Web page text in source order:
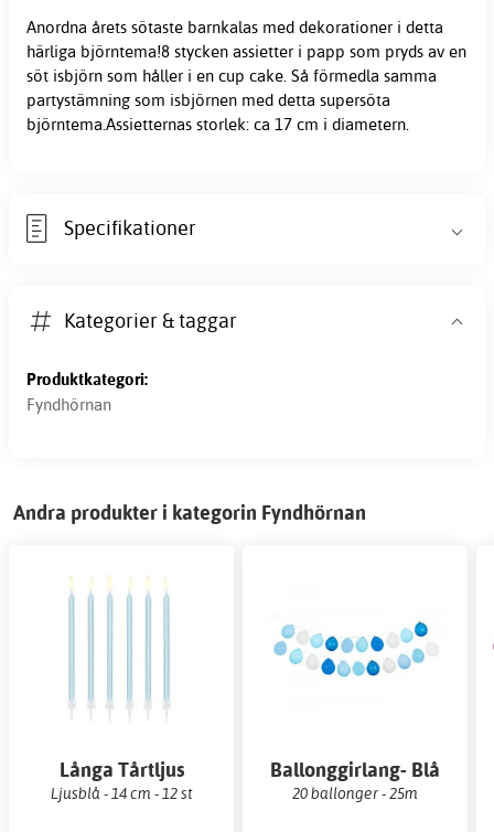
Anordna årets sötaste barnkalas med dekorationer i detta
härliga björntema!8 stycken assietter i papp som pryds av en
söt isbjörn som håller i en cup cake. Så förmedla samma
partystämning som isbjörnen med detta supersöta
björntema.Assietternas storlek: ca 17 cm i diametern.
Specifikationer
Kategorier & taggar
Produktkategori:
Fyndhörnan
Andra produkter i kategorin Fyndhörnan
Långa Tårtljus
Ljusblå - 14 cm - 12 st
Ballonggirlang- Blå
20 ballonger - 25m